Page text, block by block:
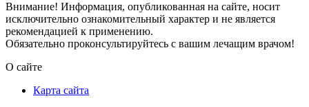
Внимание! Информация, опубликованная на сайте, носит
исключительно ознакомительный характер и не является
рекомендацией к применению.
Обязательно проконсультируйтесь с вашим лечащим врачом!
О сайте
Карта сайта